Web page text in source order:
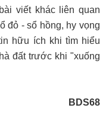
viết khác liên quan
đỏ - sổ hồng, hy vọng
hữu ích khi tìm hiểu
đất trước khi "xuống
BDS68